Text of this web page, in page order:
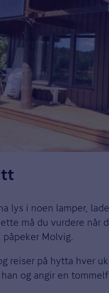
lys i noen lamper,
må du vurdere når
Molvig.
reiser på hytta hver
og angir en